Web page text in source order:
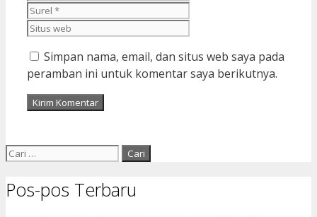
Simpan nama, email, dan situs web saya pada
peramban ini untuk komentar saya berikutnya.
Cari
Pos-pos Terbaru